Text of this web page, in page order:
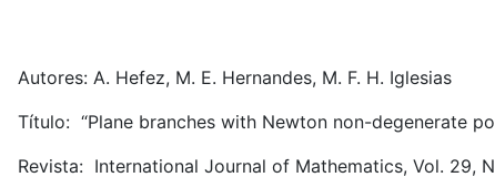
Autores: A. Hefez, M. E. Hernandes, M. F. H. Iglesias
Título: “Plane branches with Newton non-degenerate
Revista: International Journal of Mathematics, Vol. 29,